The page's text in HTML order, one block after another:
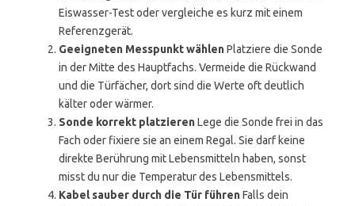
Eiswasser-Test oder vergleiche es kurz mit einem
Referenzgerät.
Geeigneten Messpunkt wählenPlatziere die Sonde
in der Mitte des Hauptfachs. Vermeide die Rückwand
und die Türfächer, dort sind die Werte oft deutlich
kälter oder wärmer.
Sonde korrekt platzierenLege die Sonde frei in das
Fach oder fixiere sie an einem Regal. Sie darf keine
direkte Berührung mit Lebensmitteln haben, sonst
misst du nur die Temperatur des Lebensmittels.
Kabel sauber durch die Tür führenFalls dein